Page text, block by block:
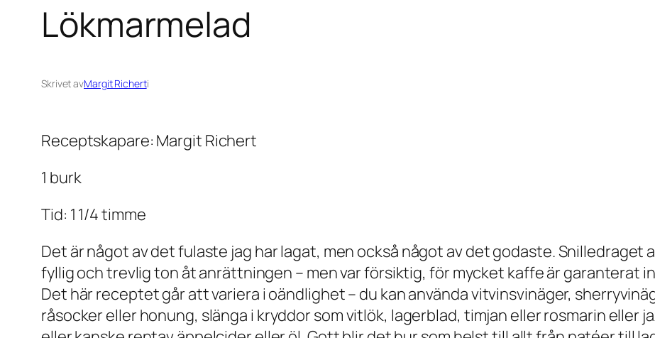
Lökmarmelad
Skrivet avMargit Richerti
Receptskapare: Margit Richert
1 burk
Tid: 1 1/4 timme
Det är något av det fulaste jag har lagat, men också något av det godaste.
fyllig och trevlig ton åt anrättningen – men var försiktig, för mycket kaffe är garanterat
Det här receptet går att variera i oändlighet – du kan använda vitvinsvinäger,
råsocker eller honung, slänga i kryddor som vitlök, lagerblad, timjan eller rosmarin eller